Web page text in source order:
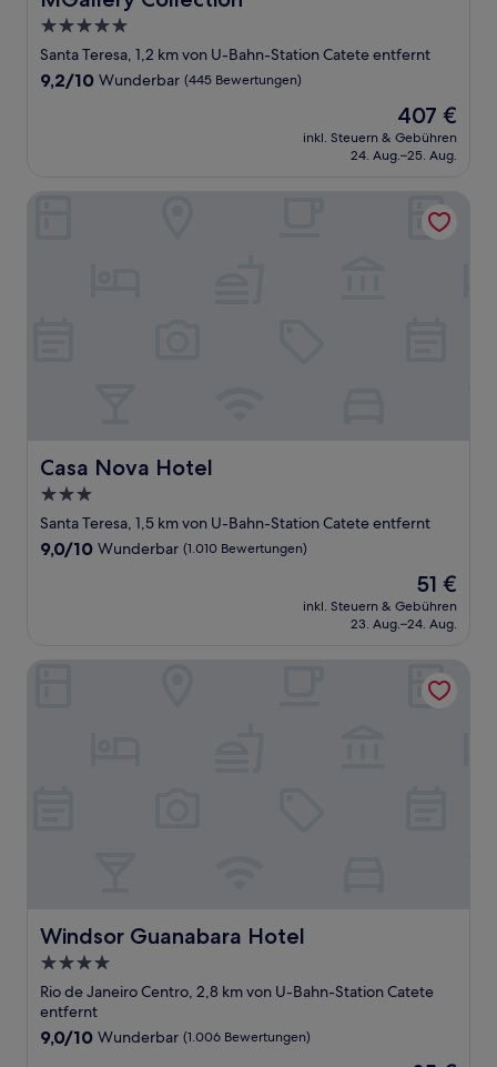
5.0-
Sterne-
Unterkunft
Santa Teresa, 1,2 km von U-Bahn-Station Catete entfernt
9.2
9,2/10 Wunderbar (445 Bewertungen)
Der
Preis
beträgt
407 €
inkl. Steuern & Gebühren
24. Aug.–25. Aug.
Casa Nova Hotel
Casa Nova Hotel
3.0-
Sterne-
Unterkunft
Santa Teresa, 1,5 km von U-Bahn-Station Catete entfernt
9.0
9,0/10 Wunderbar (1.010 Bewertungen)
Der
Preis
beträgt
51 €
inkl. Steuern & Gebühren
23. Aug.–24. Aug.
Windsor Guanabara Hotel
Windsor Guanabara Hotel
4.0-
Sterne-
Unterkunft
Rio de Janeiro Centro, 2,8 km von U-Bahn-Station Catete
entfernt
9.0
9,0/10 Wunderbar (1.006 Bewertungen)